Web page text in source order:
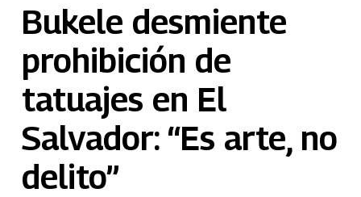
Bukele desmiente
prohibición de
tatuajes en El
Salvador: “Es arte, no
delito”